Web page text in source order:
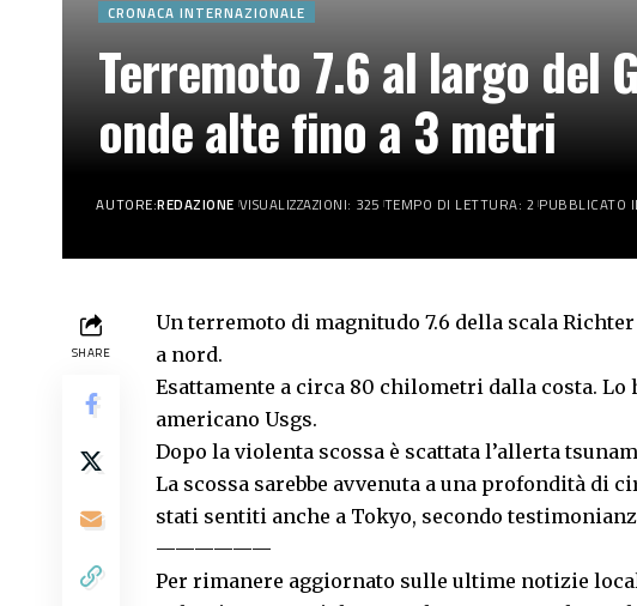
CRONACA INTERNAZIONALE
Terremoto 7.6 al largo del
onde alte fino a 3 metri
AUTORE:REDAZIONE VISUALIZZAZIONI: 325 TEMPO DI LETTURA: 2 PUBBLICATO
SHARE
Un terremoto di magnitudo 7.6 della scala
a nord.
Esattamente a circa 80 chilometri dalla costa.
americano Usgs.
Dopo la violenta scossa è scattata l’allerta
La scossa sarebbe avvenuta a una profondità di
stati sentiti anche a Tokyo, secondo
——————
Per rimanere aggiornato sulle ultime notizie